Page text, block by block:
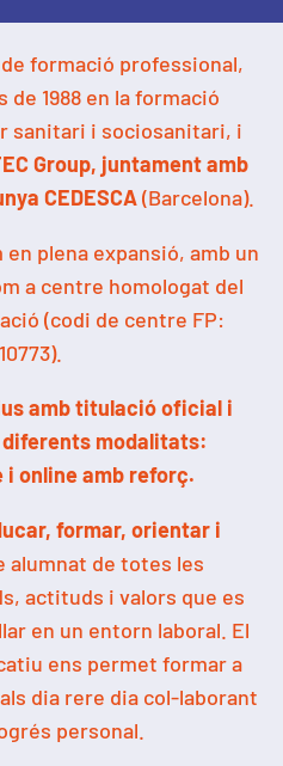
formació professional,
1988 en la formació
sanitari i sociosanitari, i
Group, juntament amb
CEDESCA(Barcelona).
plena expansió, amb un
a centre homologat del
(codi de centre FP:
amb titulació oficial i
modalitats:
i online amb reforç.
formar, orientar i
alumnat de totes les
actituds i valors que es
en un entorn laboral. El
ens permet formar a
dia rere dia col-laborant
personal.